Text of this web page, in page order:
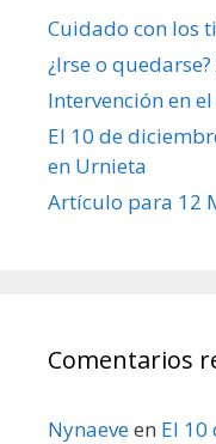
Cuidado con los
¿Irse o
Intervención en
El 10 de
en Urnieta
Artículo para 12
Comentarios
Nynaeveen El